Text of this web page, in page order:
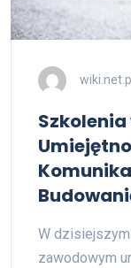
wiki.net.pl
Szkolenia
W
zawodowym